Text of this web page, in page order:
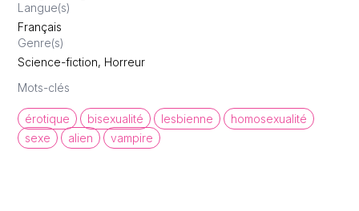
Langue(s)
Français
Genre(s)
Science-fiction, Horreur
Mots-clés
érotique bisexualité lesbienne
homosexualité
sexe
alien vampire